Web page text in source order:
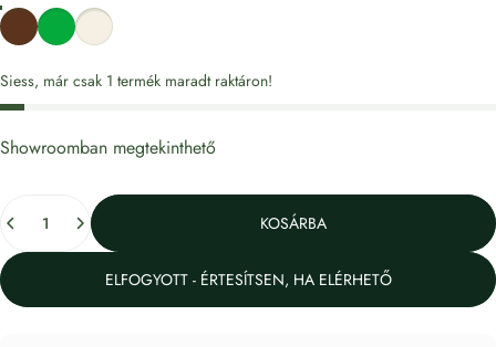
Sötétbarna
ZöldKrém
Siess, már csak 1 termék maradt raktáron!
Showroomban megtekinthető
KOSÁRBA
ELFOGYOTT - ÉRTESÍTSEN, HA ELÉRHETŐ